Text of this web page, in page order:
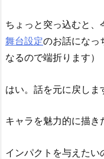
ちょっと突っ込むと、
舞台設定のお話になっ
なるので端折ります）
はい。話を元に戻しま
キャラを魅力的に描き
インパクトを与えたい